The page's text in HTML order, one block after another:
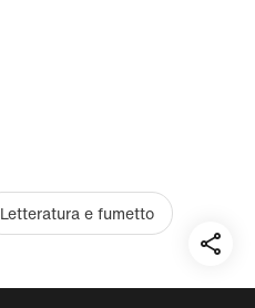
Letteratura e fumetto
auf: